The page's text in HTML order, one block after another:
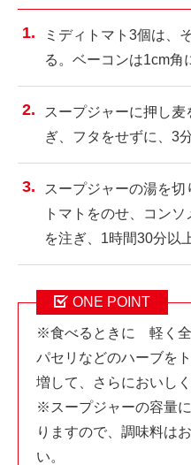
ミディトマト3個は、
る。ベーコンは1cm角
スープジャーに押し
ぎ、フタをせずに、3
スープジャーの湯を
トマトをのせ、コン
を注ぎ、1時間30分以
ONE POINT
※食べるときに 軽く全
パセリなどのハーブを
増して、さらにおいしく
※スープジャーの容量
りますので、調味料は
い。